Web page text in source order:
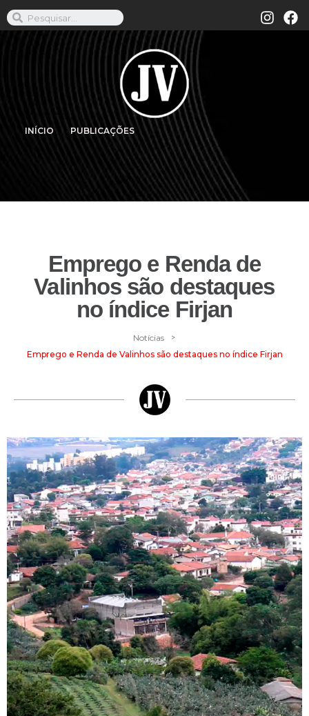
INÍCIO PUBLICAÇÕES
Emprego e Renda de
Valinhos são destaques
no índice Firjan
Notícias >
Emprego e Renda de Valinhos são destaques no índice Firjan